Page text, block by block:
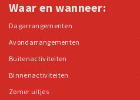
Waar en wanneer:
Dagarrangementen
Avondarrangementen
Buitenactiviteiten
Binnenactiviteiten
Zomer uitjes